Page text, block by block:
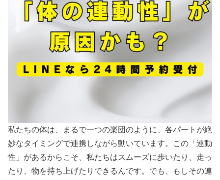
私たちの体は、まるで一つの楽団のように、各パートが絶
妙なタイミングで連携しながら動いています。この「連動
性」があるからこそ、私たちはスムーズに歩いたり、走っ
たり、物を持ち上げたりできるんです。でも、もしその連